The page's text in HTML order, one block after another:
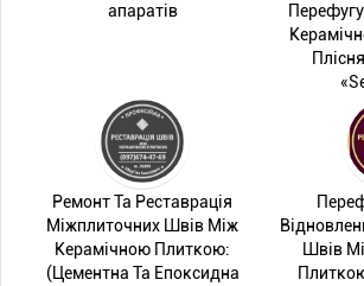
апаратів
Ремонт Та Реставрація
Міжплиточних Швів Між
Керамічною Плиткою:
(Цементна Та Епоксидна
Швів